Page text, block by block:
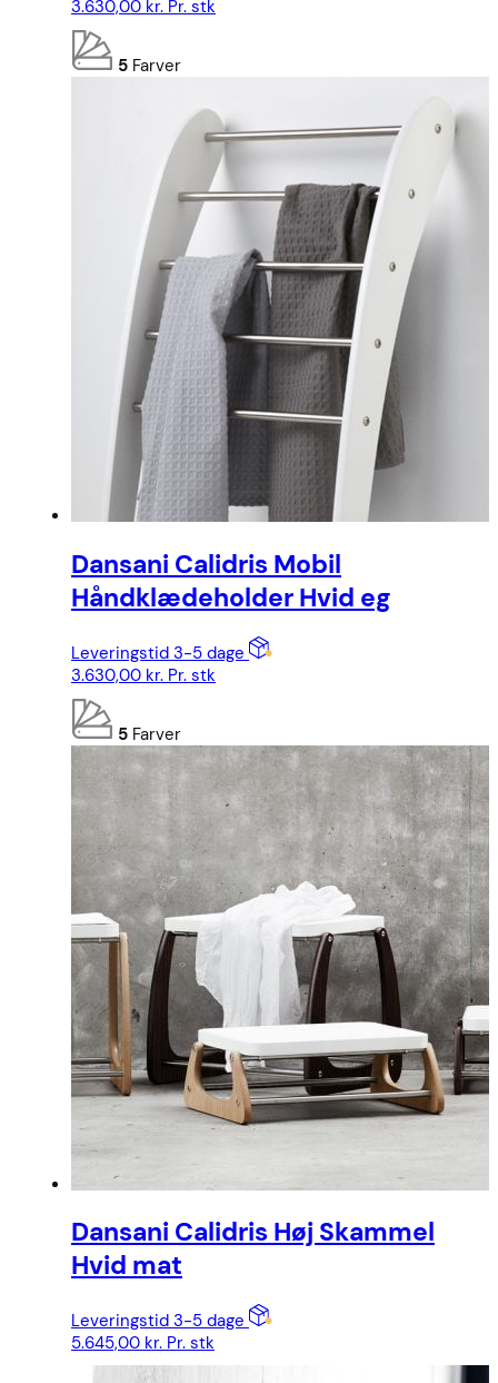
3.630,00 kr. Pr. stk
5 Farver
Dansani Calidris Mobil
Håndklædeholder Hvid eg
Leveringstid 3-5 dage
3.630,00 kr. Pr. stk
5 Farver
Dansani Calidris Høj Skammel
Hvid mat
Leveringstid 3-5 dage
5.645,00 kr. Pr. stk